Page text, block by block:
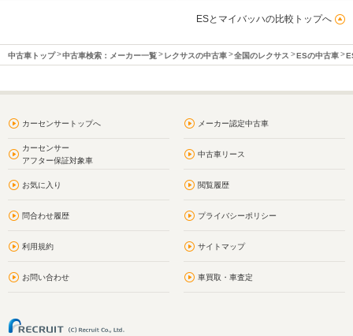
ESとマイバッハの比較トップへ
中古車トップ 中古車検索：メーカー一覧 レクサスの中古車 全国のレクサス ESの中古車
カーセンサートップへ メーカー認定中古車
カーセンサー
アフター保証対象車
中古車リース
お気に入り 閲覧履歴
問合わせ履歴 プライバシーポリシー
利用規約 サイトマップ
お問い合わせ 車買取・車査定